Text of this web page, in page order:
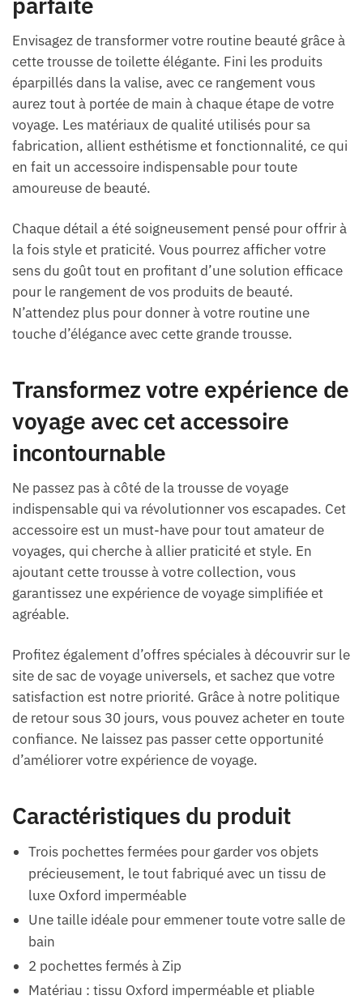
Envisagez de transformer votre routine beauté grâce à
cette trousse de toilette élégante. Fini les produits
éparpillés dans la valise, avec ce rangement vous
aurez tout à portée de main à chaque étape de votre
voyage. Les matériaux de qualité utilisés pour sa
fabrication, allient esthétisme et fonctionnalité, ce qui
en fait un accessoire indispensable pour toute
amoureuse de beauté.
Chaque détail a été soigneusement pensé pour offrir à
la fois style et praticité. Vous pourrez afficher votre
sens du goût tout en profitant d’une solution efficace
pour le rangement de vos produits de beauté.
N’attendez plus pour donner à votre routine une
touche d’élégance avec cette grande trousse.
Transformez votre expérience de
voyage avec cet accessoire
incontournable
Ne passez pas à côté de la trousse de voyage
indispensable qui va révolutionner vos escapades. Cet
accessoire est un must-have pour tout amateur de
voyages, qui cherche à allier praticité et style. En
ajoutant cette trousse à votre collection, vous
garantissez une expérience de voyage simplifiée et
agréable.
Profitez également d’offres spéciales à découvrir sur le
site de sac de voyage universels, et sachez que votre
satisfaction est notre priorité. Grâce à notre politique
de retour sous 30 jours, vous pouvez acheter en toute
confiance. Ne laissez pas passer cette opportunité
d’améliorer votre expérience de voyage.
Caractéristiques du produit
Trois pochettes fermées pour garder vos objets
précieusement, le tout fabriqué avec un tissu de
luxe Oxford imperméable
Une taille idéale pour emmener toute votre salle de
bain
2 pochettes fermés à Zip
Matériau : tissu Oxford imperméable et pliable